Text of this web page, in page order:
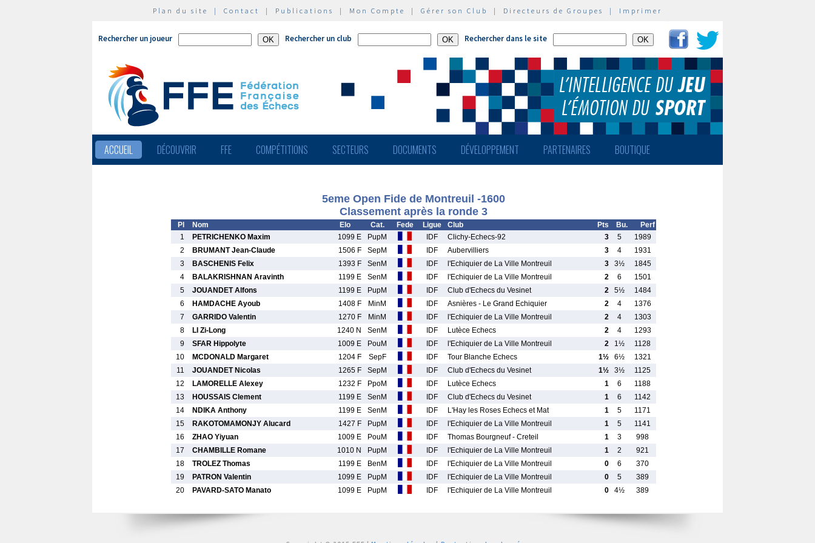
Plan du site | Contact | Publications | Mon Compte | Gérer son Club | Directeurs de Groupes | Imprimer
Rechercher un joueur Rechercher un club Rechercher dans le site
ACCUEIL DÉCOUVRIR FFE COMPÉTITIONS SECTEURS DOCUMENTS DÉVELOPPEMENT PARTENAIRES BOUTIQUE
5eme Open Fide de Montreuil -1600
Classement après la ronde 3
Pl Nom Elo Cat. Fede Ligue Club Pts Bu.
Perf
1
PETRICHENKO Maxim 1099 E PupM IDF Clichy-Echecs-92 3 5
1989
2
BRUMANT Jean-Claude 1506 F SepM IDF Aubervilliers 3 4
1931
3
BASCHENIS Felix 1393 F SenM IDF l'Echiquier de La Ville Montreuil 3 3½
1845
4
BALAKRISHNAN Aravinth 1199 E SenM IDF l'Echiquier de La Ville Montreuil 2 6
1501
5
JOUANDET Alfons 1199 E PupM IDF Club d'Echecs du Vesinet 2 5½
1484
6
HAMDACHE Ayoub 1408 F MinM IDF Asnières - Le Grand Echiquier 2 4
1376
7
GARRIDO Valentin 1270 F MinM IDF l'Echiquier de La Ville Montreuil 2 4
1303
8
LI Zi-Long 1240 N SenM IDF Lutèce Echecs 2 4
1293
9
SFAR Hippolyte 1009 E PouM IDF l'Echiquier de La Ville Montreuil 2 1½
1128
10
MCDONALD Margaret 1204 F SepF IDF Tour Blanche Echecs 1½ 6½
1321
11
JOUANDET Nicolas 1265 F SepM IDF Club d'Echecs du Vesinet 1½ 3½
1125
12
LAMORELLE Alexey 1232 F PpoM IDF Lutèce Echecs 1 6
1188
13
HOUSSAIS Clement 1199 E SenM IDF Club d'Echecs du Vesinet 1 6
1142
14
NDIKA Anthony 1199 E SenM IDF L'Hay les Roses Echecs et Mat 1 5
1171
15
RAKOTOMAMONJY Alucard 1427 F PupM IDF l'Echiquier de La Ville Montreuil 1 5
1141
16
ZHAO Yiyuan 1009 E PouM IDF Thomas Bourgneuf - Creteil 1 3
998
17
CHAMBILLE Romane 1010 N PupM IDF l'Echiquier de La Ville Montreuil 1 2
921
18
TROLEZ Thomas 1199 E BenM IDF l'Echiquier de La Ville Montreuil 0 6
370
19
PATRON Valentin 1099 E PupM IDF l'Echiquier de La Ville Montreuil 0 5
389
20
PAVARD-SATO Manato 1099 E PupM IDF l'Echiquier de La Ville Montreuil 0 4½ 389